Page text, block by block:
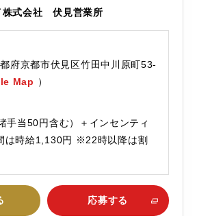
株式会社 伏見営業所
府京都市伏見区竹田中川原町53-
Map ）
手当50円含む）＋インセンティ
は時給1,130円 ※22時以降は割
応募する